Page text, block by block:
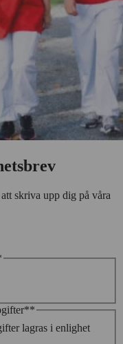
skriva upp dig på våra
*
lagras i enlighet